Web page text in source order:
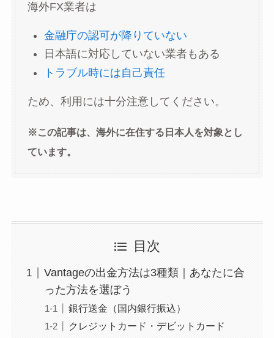
海外FX業者は
金融庁の認可が降りていない
日本語に対応していない業者もある
トラブル時には自己責任
ため、利用には十分注意してください。
※この記事は、海外に在住する日本人を対象とし
ています。
目次
Vantageの出金方法は3種類｜あなたに合
った方法を選ぼう
銀行送金（国内銀行振込）
クレジットカード・デビットカード